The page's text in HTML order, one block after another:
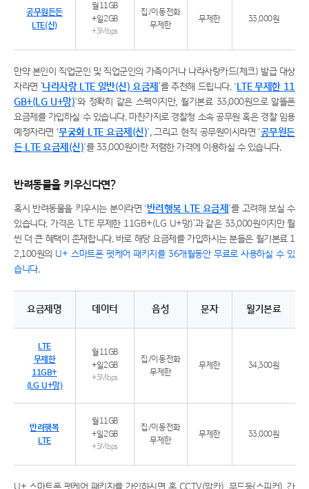
공무원든든
LTE(신)
월11GB
+일2GB
+3Mbps
집/이동전화
무제한
무제한 33,000원
만약 본인이 직업군인 및 직업군인의 가족이거나 나라사랑카드(체크) 발급 대상
자라면 '나라사랑 LTE 일반(신) 요금제 '를 추천해 드립니다. ‘LTE 무제한 11
GB+(LG U+망)’와 정확히 같은 스펙이지만, 월기본료 33,000원으로 알뜰폰
요금제를 가입하실 수 있습니다. 마찬가지로 경찰청 소속 공무원 혹은 경찰 임용
예정자라면 ‘무궁화 LTE 요금제(신)’, 그리고 현직 공무원이시라면 ‘공무원든
든 LTE 요금제(신)’를 33,000원이란 저렴한 가격에 이용하실 수 있습니다.
반려동물을 키우신다면?
혹시 반려동물을 키우시는 분이라면 ‘반려행복 LTE 요금제 ’를 고려해 보실 수
있습니다. 가격은 'LTE 무제한 11GB+(LG U+망)'과 같은 33,000원이지만 훨
씬 더 큰 혜택이 존재합니다. 바로 해당 요금제를 가입하시는 분들은 월기본료 1
2,100원의 U+ 스마트폰 펫케어 패키지를 36개월동안 무료로 사용하실 수 있
습니다.
요금제명 데이터 음성 문자 월기본료
LTE
무제한
11GB+
(LG U+망)
월11GB
+일2GB
+3Mbps
집/이동전화
무제한
무제한 34,300원
반려행복
LTE
월11GB
+일2GB
+3Mbps
집/이동전화
무제한
무제한 33,000원